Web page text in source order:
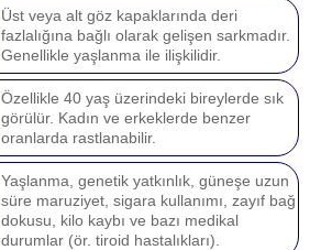
Üst veya alt göz kapaklarında deri
fazlalığına bağlı olarak gelişen sarkmadır.
Genellikle yaşlanma ile ilişkilidir.
Özellikle 40 yaş üzerindeki bireylerde sık
görülür. Kadın ve erkeklerde benzer
oranlarda rastlanabilir.
Yaşlanma, genetik yatkınlık, güneşe uzun
süre maruziyet, sigara kullanımı, zayıf bağ
dokusu, kilo kaybı ve bazı medikal
durumlar (ör. tiroid hastalıkları).